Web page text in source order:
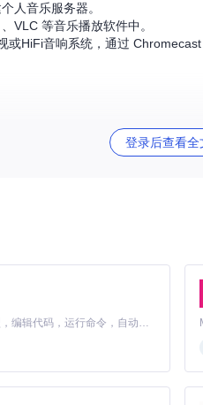
人音乐服务器。
VLC 等音乐播放软件中。
HiFi音响系统，通过 Chromecast
器，只要支持MP3流和播放列表管
，甚至可以创建基于搜索结果的即
趣！
登录后查看全
Claude Code 的开源替代方案。连接任意大模型，编辑代码，运行命令，自动验证 — 全自动执行。用 Rust 构建，极致性能。 ｜ An open-source alternative to Claude Code. Connect any LLM, edit code, run commands, and verify changes — autonomously. Built in Rust for speed. Get Started